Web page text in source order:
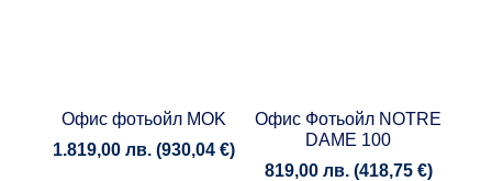
Офис фотьойл MOK
1.819,00 лв. (930,04 €)
Офис Фотьойл NOTRE
DAME 100
819,00 лв. (418,75 €)